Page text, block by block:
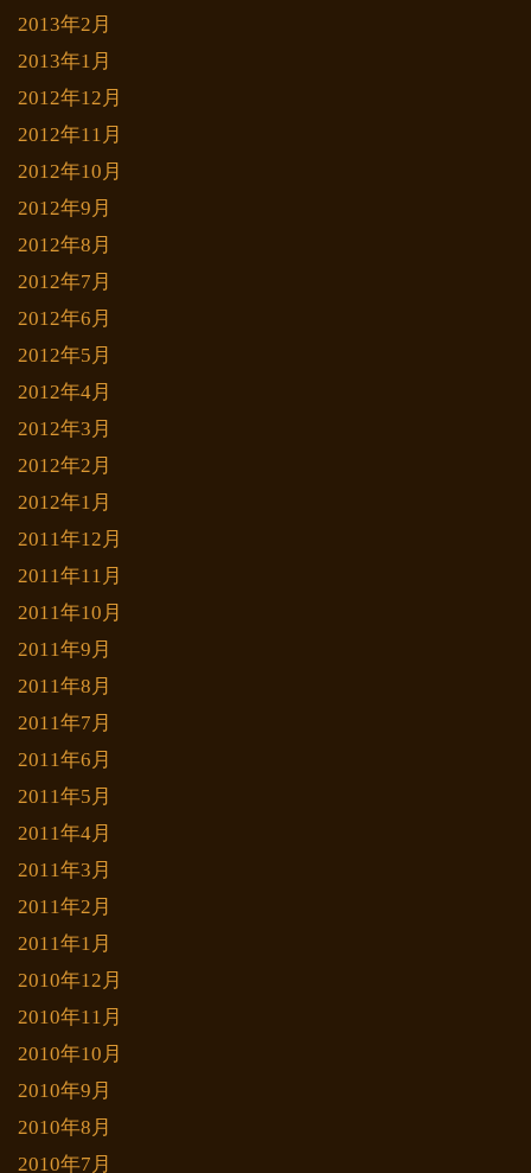
2013年2月
2013年1月
2012年12月
2012年11月
2012年10月
2012年9月
2012年8月
2012年7月
2012年6月
2012年5月
2012年4月
2012年3月
2012年2月
2012年1月
2011年12月
2011年11月
2011年10月
2011年9月
2011年8月
2011年7月
2011年6月
2011年5月
2011年4月
2011年3月
2011年2月
2011年1月
2010年12月
2010年11月
2010年10月
2010年9月
2010年8月
2010年7月